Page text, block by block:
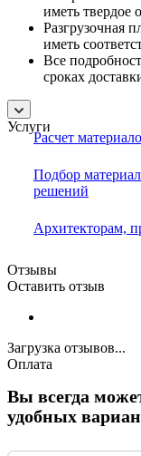
иметь твердое
Разгрузочная
иметь
Все
сроках
Услуги
Расчет
Подбор
решений
Архитекторам,
Отзывы
Оставить отзыв
Загрузка отзывов...
Оплата
Вы всегда
удобных